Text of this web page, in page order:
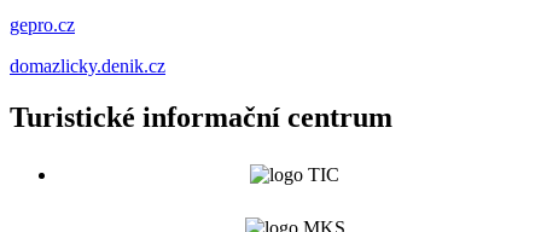
gepro.cz
domazlicky.denik.cz
Turistické informační centrum